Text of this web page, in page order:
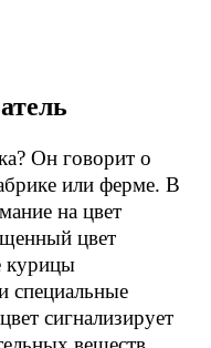
Он говорит о
или ферме. В
на цвет
цвет
курицы
специальные
сигнализирует